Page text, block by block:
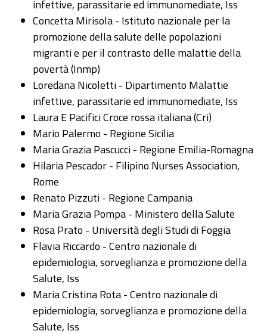
infettive, parassitarie ed immunomediate, Iss
Concetta Mirisola - Istituto nazionale per la
promozione della salute delle popolazioni
migranti e per il contrasto delle malattie della
povertà (Inmp)
Loredana Nicoletti - Dipartimento Malattie
infettive, parassitarie ed immunomediate, Iss
Laura E Pacifici Croce rossa italiana (Cri)
Mario Palermo - Regione Sicilia
Maria Grazia Pascucci - Regione Emilia-Romagna
Hilaria Pescador - Filipino Nurses Association,
Rome
Renato Pizzuti - Regione Campania
Maria Grazia Pompa - Ministero della Salute
Rosa Prato - Università degli Studi di Foggia
Flavia Riccardo - Centro nazionale di
epidemiologia, sorveglianza e promozione della
Salute, Iss
Maria Cristina Rota - Centro nazionale di
epidemiologia, sorveglianza e promozione della
Salute, Iss